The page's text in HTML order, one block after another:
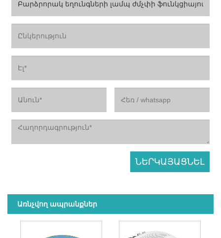
Առնչվող ապրանքներ